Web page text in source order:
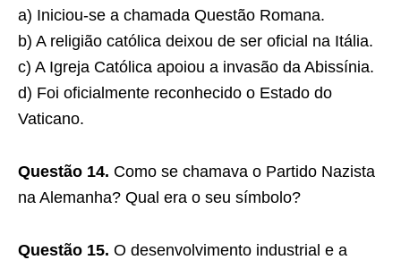
a) Iniciou-se a chamada Questão Romana.
b) A religião católica deixou de ser oficial na Itália.
c) A Igreja Católica apoiou a invasão da Abissínia.
d) Foi oficialmente reconhecido o Estado do
Vaticano.
Questão 14. Como se chamava o Partido Nazista
na Alemanha? Qual era o seu símbolo?
Questão 15. O desenvolvimento industrial e a